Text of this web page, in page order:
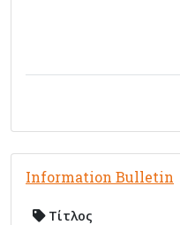
Information Bulletin
Τίτλος